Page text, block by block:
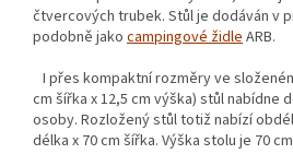
čtvercových trubek. Stůl je dodáván v
podobně jako campingové židleARB.
I přes kompaktní rozměry ve
cm šířka x 12,5 cm výška) stůl
osoby. Rozložený stůl totiž nabízí
délka x 70 cm šířka. Výška stolu je 70